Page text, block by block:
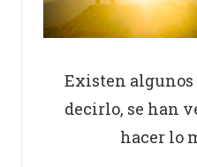
Existen algunos
decirlo, se han
hacer lo